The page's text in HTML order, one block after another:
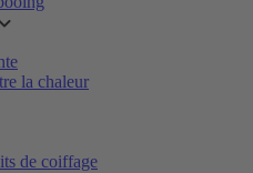
la chaleur
de coiffage